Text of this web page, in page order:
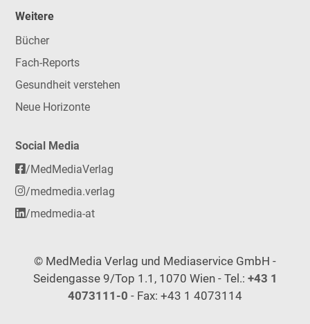
Weitere
Bücher
Fach-Reports
Gesundheit verstehen
Neue Horizonte
Social Media
/MedMediaVerlag
/medmedia.verlag
/medmedia-at
© MedMedia Verlag und Mediaservice GmbH -
Seidengasse 9/Top 1.1, 1070 Wien - Tel.: +43 1
4073111-0 - Fax: +43 1 4073114